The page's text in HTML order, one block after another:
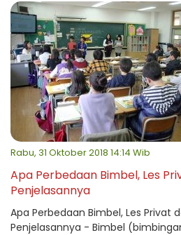
Rabu, 31 Oktober 2018 14:14 Wib
Apa Perbedaan Bimbel, Les
Penjelasannya
Apa Perbedaan Bimbel, Les Privat
Penjelasannya - Bimbel